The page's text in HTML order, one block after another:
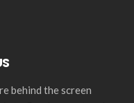
behind the screen